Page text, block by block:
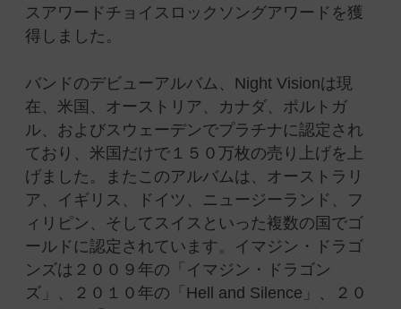
スアワードチョイスロックソングアワードを獲
得しました。
バンドのデビューアルバム、Night Visionは現
在、米国、オーストリア、カナダ、ポルトガ
ル、およびスウェーデンでプラチナに認定され
ており、米国だけで１５０万枚の売り上げを上
げました。またこのアルバムは、オーストラリ
ア、イギリス、ドイツ、ニュージーランド、フ
ィリピン、そしてスイスといった複数の国でゴ
ールドに認定されています。イマジン・ドラゴ
ンズは２００９年の「イマジン・ドラゴン
ズ」、２０１０年の「Hell and Silence」、２０